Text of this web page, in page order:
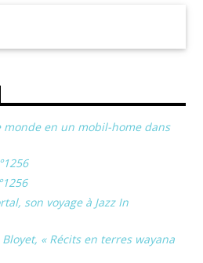
monde en un mobil-home dans
son voyage à Jazz In
Bloyet, « Récits en terres wayana